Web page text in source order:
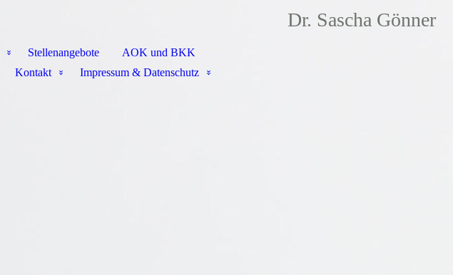
Dr. Sascha Gönner
Stellenangebote
AOK und BKK
Kontakt Impressum & Datenschutz